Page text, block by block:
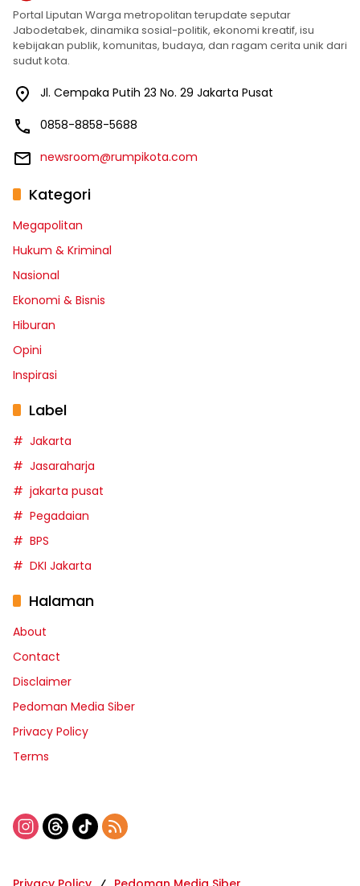
Portal Liputan Warga metropolitan terupdate seputar
Jabodetabek, dinamika sosial-politik, ekonomi kreatif, isu
kebijakan publik, komunitas, budaya, dan ragam cerita unik dari
sudut kota.
Jl. Cempaka Putih 23 No. 29 Jakarta Pusat
0858-8858-5688
newsroom@rumpikota.com
Kategori
Megapolitan
Hukum & Kriminal
Nasional
Ekonomi & Bisnis
Hiburan
Opini
Inspirasi
Label
Jakarta
Jasaraharja
jakarta pusat
Pegadaian
BPS
DKI Jakarta
Halaman
About
Contact
Disclaimer
Pedoman Media Siber
Privacy Policy
Terms